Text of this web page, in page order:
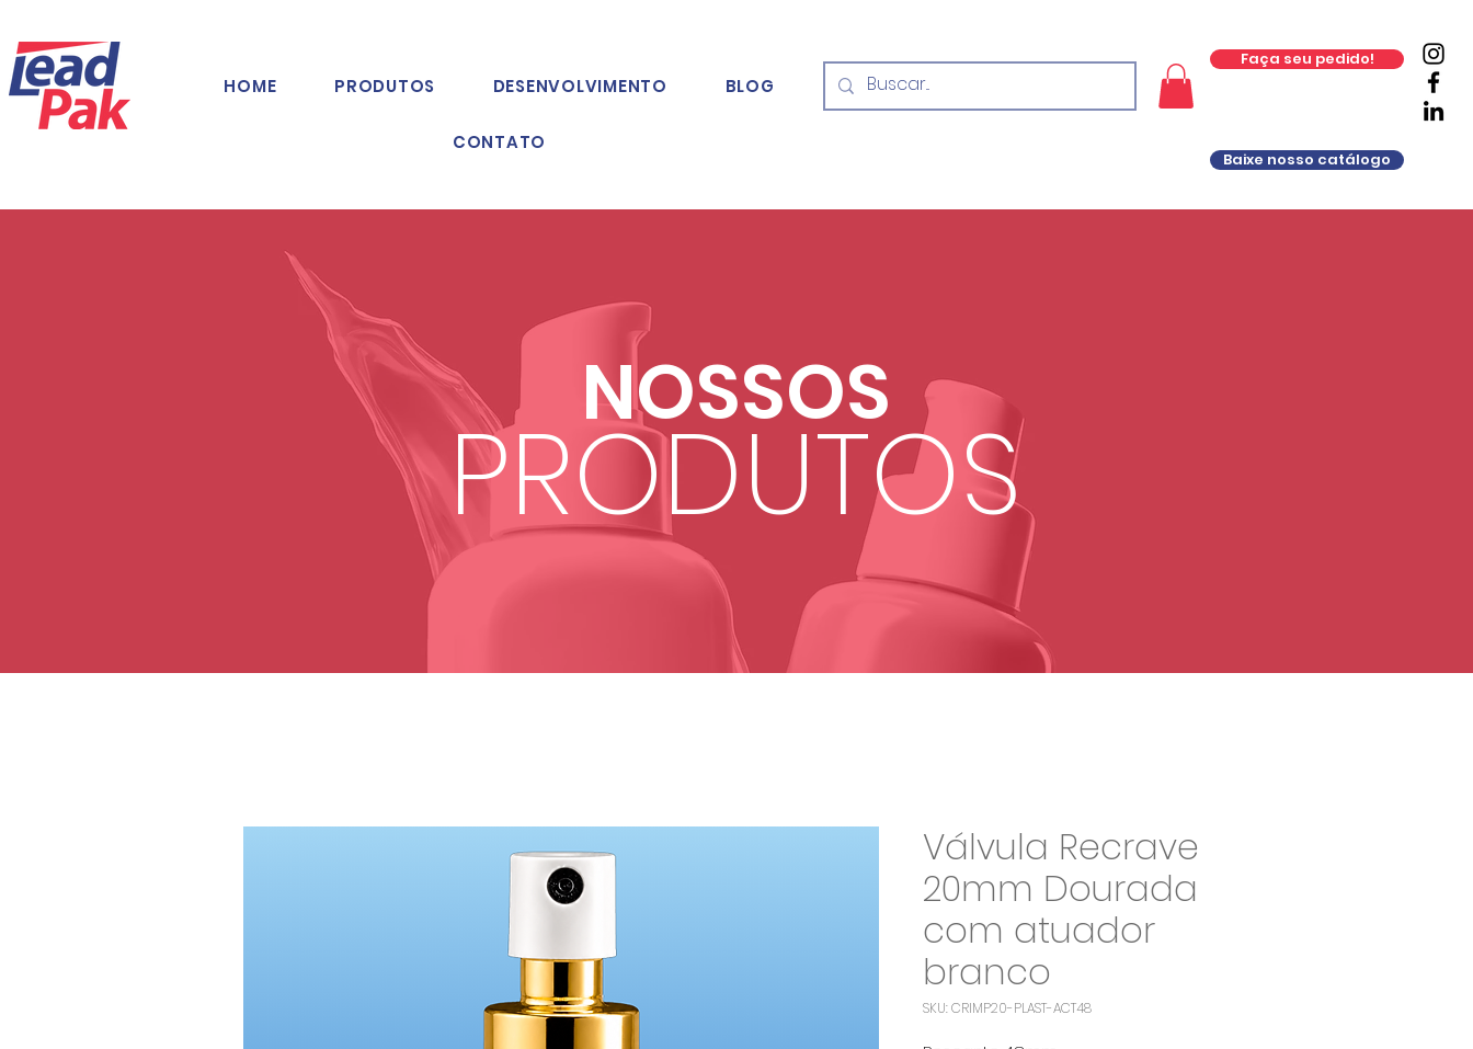
HOME PRODUTOS DESENVOLVIMENTO BLOG
CONTATO
Faça seu pedido!
Baixe nosso catálogo
NOSSOS
PRODUTOS
Válvula Recrave
20mm Dourada
com atuador
branco
SKU: CRIMP20-PLAST-ACT48